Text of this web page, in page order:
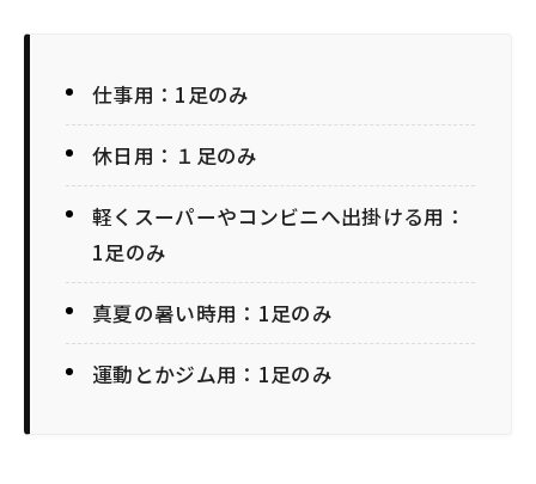
仕事用：1足のみ
休日用：１足のみ
軽くスーパーやコンビニへ出掛ける用：
1足のみ
真夏の暑い時用：1足のみ
運動とかジム用：1足のみ